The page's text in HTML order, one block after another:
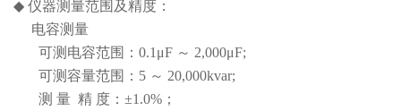
◆ 仪器测量范围及精度：
电容测量
可测电容范围：0.1μF ～ 2,000μF;
可测容量范围：5 ～ 20,000kvar;
测 量 精 度：±1.0%；